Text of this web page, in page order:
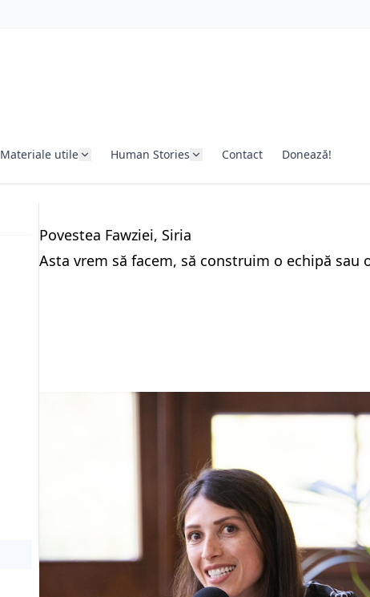
Materiale utile Human Stories Contact Donează!
Povestea Fawziei, Siria
Asta vrem să facem, să construim o echipă sau